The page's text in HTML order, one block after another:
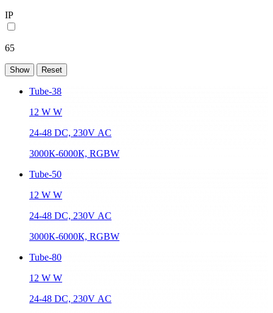
IP
65
Tube-38
12 W W
24-48 DC, 230V АC
3000К-6000К, RGBW
Tube-50
12 W W
24-48 DC, 230V АC
3000К-6000К, RGBW
Tube-80
12 W W
24-48 DC, 230V АC